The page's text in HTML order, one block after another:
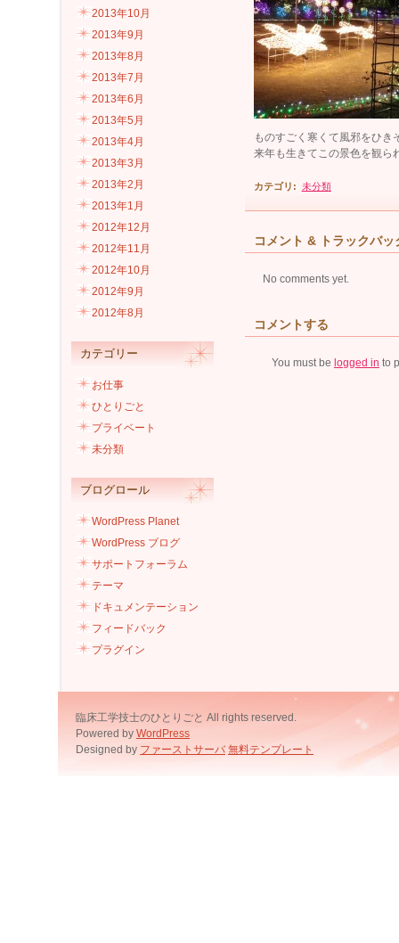
ものすごく寒くて風邪をひき
来年も生きてこの景色を観ら
カテゴリ : 未分類
コメント & トラックバッ
No comments yet.
コメントする
You must be logged in to
2013年10月
2013年9月
2013年8月
2013年7月
2013年6月
2013年5月
2013年4月
2013年3月
2013年2月
2013年1月
2012年12月
2012年11月
2012年10月
2012年9月
2012年8月
カテゴリー
お仕事
ひとりごと
プライベート
未分類
ブログロール
WordPress Planet
WordPress ブログ
サポートフォーラム
テーマ
ドキュメンテーション
フィードバック
プラグイン
臨床工学技士のひとりごと All rights reserved.
Powered by WordPress
Designed by ファーストサーバ 無料テンプレート